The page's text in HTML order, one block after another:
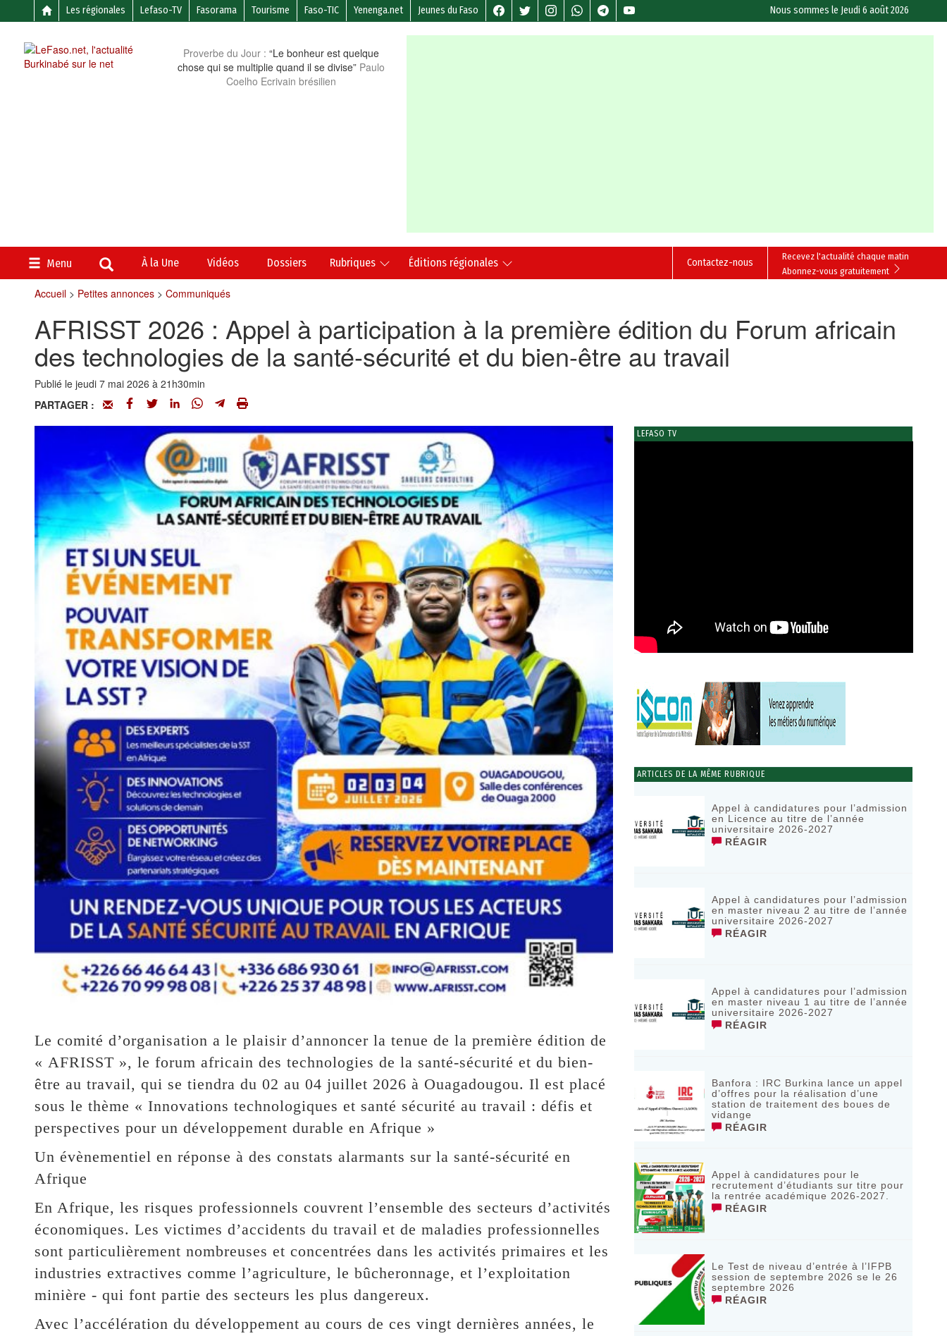
Les régionales Lefaso-TV Fasorama Tourisme Faso-TIC Yenenga.net Jeunes du Faso Nous sommes le Jeudi 6 août 2026
Proverbe du Jour : “Le bonheur est quelque
chose qui se multiplie quand il se divise” Paulo
Coelho Ecrivain brésilien
Menu À la Une Vidéos Dossiers Rubriques Éditions régionales
Recevez l'actualité chaque matin
Abonnez-vous gratuitement
Contactez-nous
Accueil> Petites annonces> Communiqués
AFRISST 2026 : Appel à participation à la première édition du Forum africain
des technologies de la santé-sécurité et du bien-être au travail
Publié le jeudi 7 mai 2026 à 21h30min
PARTAGER :
Le comité d’organisation a le plaisir d’annoncer la tenue de la première édition de
« AFRISST », le forum africain des technologies de la santé-sécurité et du bien-
être au travail, qui se tiendra du 02 au 04 juillet 2026 à Ouagadougou. Il est placé
sous le thème « Innovations technologiques et santé sécurité au travail : défis et
perspectives pour un développement durable en Afrique »
Un évènementiel en réponse à des constats alarmants sur la santé-sécurité en
Afrique
En Afrique, les risques professionnels couvrent l’ensemble des secteurs d’activités
économiques. Les victimes d’accidents du travail et de maladies professionnelles
sont particulièrement nombreuses et concentrées dans les activités primaires et les
industries extractives comme l’agriculture, le bûcheronnage, et l’exploitation
minière - qui font partie des secteurs les plus dangereux.
Avec l’accélération du développement au cours de ces vingt dernières années, le
LEFASO TV
ARTICLES DE LA MÊME RUBRIQUE
Appel à candidatures pour l’admission
en Licence au titre de l’année
universitaire 2026-2027
RÉAGIR
Appel à candidatures pour l’admission
en master niveau 2 au titre de l’année
universitaire 2026-2027
RÉAGIR
Appel à candidatures pour l’admission
en master niveau 1 au titre de l’année
universitaire 2026-2027
RÉAGIR
Banfora : IRC Burkina lance un appel
d’offres pour la réalisation d’une
station de traitement des boues de
vidange
RÉAGIR
Appel à candidatures pour le
recrutement d’étudiants sur titre pour
la rentrée académique 2026-2027.
RÉAGIR
Le Test de niveau d’entrée à l’IFPB
session de septembre 2026 se le 26
septembre 2026
RÉAGIR